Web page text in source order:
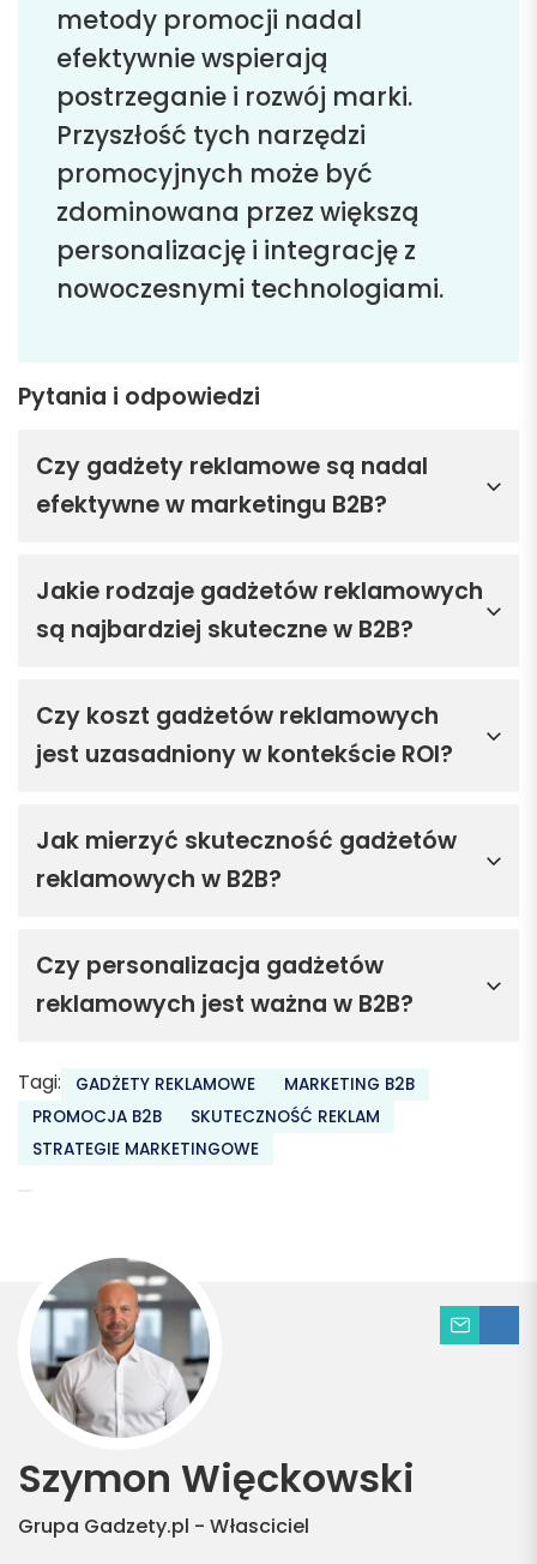
metody promocji nadal
efektywnie wspierają
postrzeganie i rozwój marki.
Przyszłość tych narzędzi
promocyjnych może być
zdominowana przez większą
personalizację i integrację z
nowoczesnymi technologiami.
Pytania i odpowiedzi
Czy gadżety reklamowe są nadal
efektywne w marketingu B2B?
Jakie rodzaje gadżetów reklamowych
są najbardziej skuteczne w B2B?
Czy koszt gadżetów reklamowych
jest uzasadniony w kontekście ROI?
Jak mierzyć skuteczność gadżetów
reklamowych w B2B?
Czy personalizacja gadżetów
reklamowych jest ważna w B2B?
Tagi: GADŻETY REKLAMOWE
MARKETING B2B
PROMOCJA B2B
SKUTECZNOŚĆ REKLAM
STRATEGIE MARKETINGOWE
Szymon Więckowski
Grupa Gadzety.pl - Własciciel